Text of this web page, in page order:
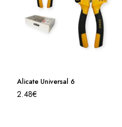
Alicate Universal 6
2.48€